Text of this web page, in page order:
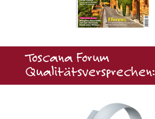
Toscana Forum
Qualitätsversprechen: